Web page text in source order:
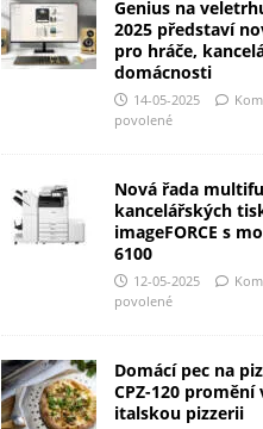
Genius na
2025 představí
pro hráče,
domácnosti
14-05-2025
povolené
Nová řada
kancelářských
imageFORCE s
6100
12-05-2025
povolené
Domácí pec na
CPZ-120
italskou pizzerii